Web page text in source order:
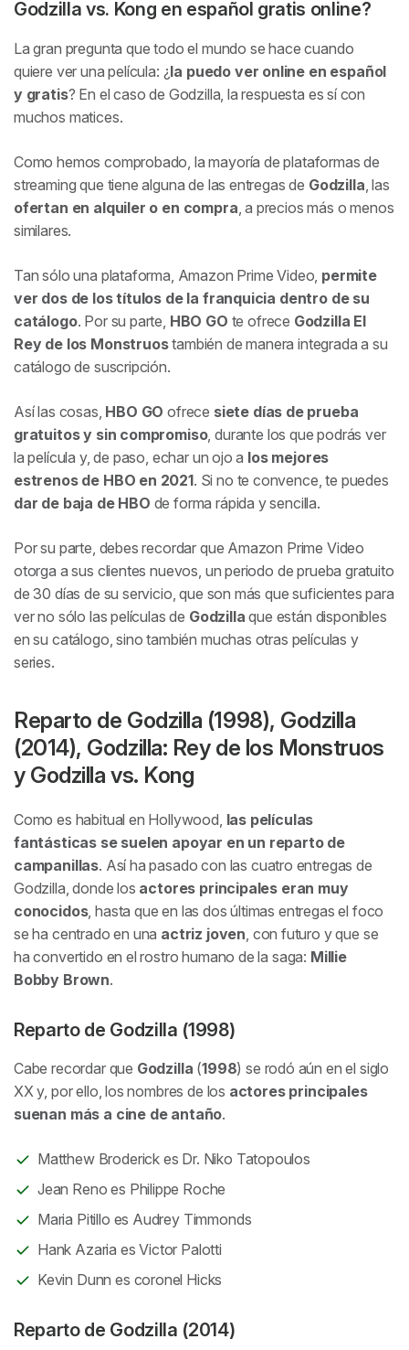
Godzilla vs. Kong en español gratis online?
La gran pregunta que todo el mundo se hace cuando
quiere ver una película: ¿la puedo ver online en español
y gratis? En el caso de Godzilla, la respuesta es sí con
muchos matices.
Como hemos comprobado, la mayoría de plataformas de
streaming que tiene alguna de las entregas de Godzilla , las
ofertan en alquiler o en compra , a precios más o menos
similares.
Tan sólo una plataforma, Amazon Prime Video, permite
ver dos de los títulos de la franquicia dentro de su
catálogo. Por su parte, HBO GO te ofrece Godzilla El
Rey de los Monstruostambién de manera integrada a su
catálogo de suscripción.
Así las cosas, HBO GOofrece siete días de prueba
gratuitos y sin compromiso, durante los que podrás ver
la película y, de paso, echar un ojo a los mejores
estrenos de HBO en 2021. Si no te convence, te puedes
dar de baja de HBO de forma rápida y sencilla.
Por su parte, debes recordar que Amazon Prime Video
otorga a sus clientes nuevos, un periodo de prueba gratuito
de 30 días de su servicio, que son más que suficientes para
ver no sólo las películas de Godzilla que están disponibles
en su catálogo, sino también muchas otras películas y
series.
Reparto de Godzilla (1998), Godzilla
(2014), Godzilla: Rey de los Monstruos
y Godzilla vs. Kong
Como es habitual en Hollywood, las películas
fantásticas se suelen apoyar en un reparto de
campanillas. Así ha pasado con las cuatro entregas de
Godzilla, donde los actores principales eran muy
conocidos, hasta que en las dos últimas entregas el foco
se ha centrado en una actriz joven , con futuro y que se
ha convertido en el rostro humano de la saga: Millie
Bobby Brown.
Reparto de Godzilla (1998)
Cabe recordar que Godzilla (1998) se rodó aún en el siglo
XX y, por ello, los nombres de los actores principales
suenan más a cine de antaño.
Matthew Broderick es Dr. Niko Tatopoulos
Jean Reno es Philippe Roche
Maria Pitillo es Audrey Timmonds
Hank Azaria es Victor Palotti
Kevin Dunn es coronel Hicks
Reparto de Godzilla (2014)